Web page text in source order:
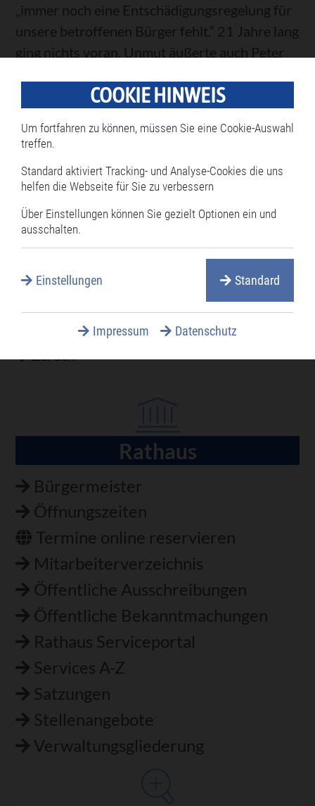
„immer noch eine Entschädigungsregelung für
unsere betroffenen Bürger fehlt.“ 21 Jahre lang
ging nichts voran. Unmut äußerte auch Peter
Fraktionssprechern, die mit Nachfragen
Beschwichtigungen der Behörde gegeben, so
dem Hinweis, dass die Häuser standsicher
November in Anspruch.
Rathaus
Bürgermeister
Öffnungszeiten
Termine online reservieren
Mitarbeiterverzeichnis
Öffentliche Ausschreibungen
Öffentliche Bekanntmachungen
Rathaus Serviceportal
Services A-Z
Satzungen
Stellenangebote
Verwaltungsgliederung
COOKIE HINWEIS
Um fortfahren zu können, müssen Sie eine Cookie-Auswahl
treffen.
Standard aktiviert Tracking- und Analyse-Cookies die uns
helfen die Webseite für Sie zu verbessern
Über Einstellungen können Sie gezielt Optionen ein und
ausschalten.
Einstellungen Standard
Impressum Datenschutz